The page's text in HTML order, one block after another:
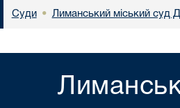
Суди • Лиманський міський суд